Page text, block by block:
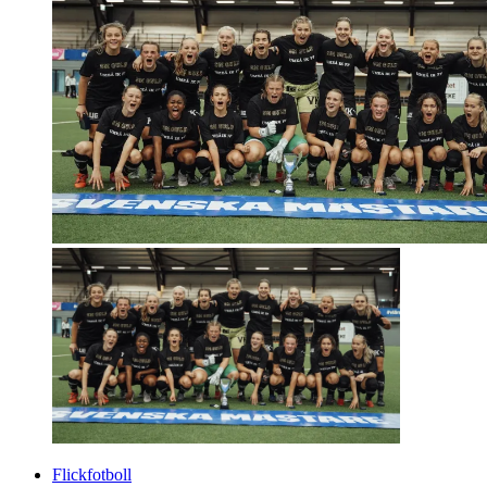
Flickfotboll